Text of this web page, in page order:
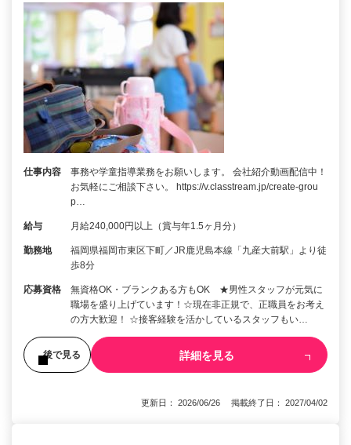
仕事内容
事務や学童指導業務をお願いします。 会社紹介動画配信中！
お気軽にご相談下さい。 https://v.classtream.jp/create-grou
p…
給与 月給240,000円以上（賞与年1.5ヶ月分）
勤務地
福岡県福岡市東区下町／JR鹿児島本線「九産大前駅」より徒
歩8分
応募資格
無資格OK・ブランクある方もOK ★男性スタッフが元気に
職場を盛り上げています！☆現在非正規で、正職員をお考え
の方大歓迎！ ☆接客経験を活かしているスタッフもい…
後で見る 詳細を見る
更新日： 2026/06/26 掲載終了日： 2027/04/02